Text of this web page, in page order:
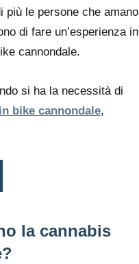
più le persone che amano
di fare un’esperienza in
cannondale.
si ha la necessità di
bike cannondale,
la cannabis